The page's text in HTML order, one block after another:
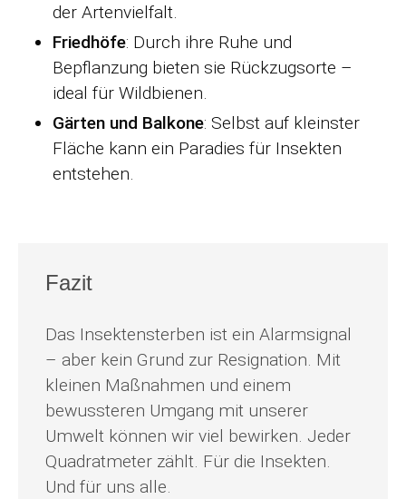
der Artenvielfalt.
Friedhöfe: Durch ihre Ruhe und
Bepflanzung bieten sie Rückzugsorte –
ideal für Wildbienen.
Gärten und Balkone: Selbst auf kleinster
Fläche kann ein Paradies für Insekten
entstehen.
Fazit
Das Insektensterben ist ein Alarmsignal
– aber kein Grund zur Resignation. Mit
kleinen Maßnahmen und einem
bewussteren Umgang mit unserer
Umwelt können wir viel bewirken. Jeder
Quadratmeter zählt. Für die Insekten.
Und für uns alle.